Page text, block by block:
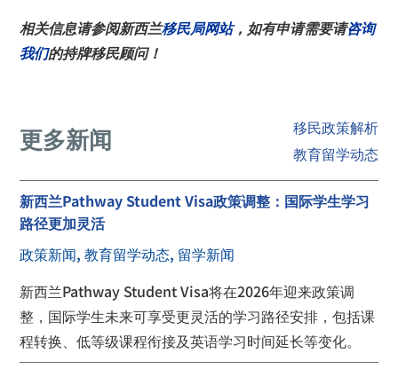
相关信息请参阅新西兰移民局网站，如有申请需要请咨询
我们的持牌移民顾问！
更多新闻
移民政策解析
教育留学动态
新西兰Pathway Student Visa政策调整：国际学生学习
路径更加灵活
政策新闻,教育留学动态, 留学新闻
新西兰Pathway Student Visa将在2026年迎来政策调
整，国际学生未来可享受更灵活的学习路径安排，包括课
程转换、低等级课程衔接及英语学习时间延长等变化。